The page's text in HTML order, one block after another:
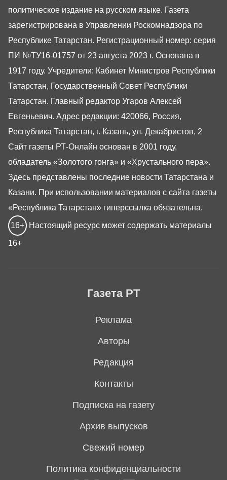
Газета РТ
Реклама
Авторы
Редакция
Контакты
Подписка на газету
Архив выпусков
Свежий номер
Политика конфиденциальности
политическое издание на русском языке. Газета
зарегистрирована в Управлении Роскомнадзора по
Республике Татарстан. Регистрационный номер: серия
ПИ №ТУ16-01757 от 23 августа 2023 г. Основана в
1917 году. Учредители: Кабинет Министров Республики
Татарстан, Государственный Совет Республики
Татарстан. Главный редактор Угаров Алексей
Евгеньевич. Адрес редакции: 420066, Россия,
Республика Татарстан, г. Казань, ул. Декабристов, 2
Сайт газеты РТ-Онлайн основан в 2001 году,
обладатель «Золотого гонга» и «Хрустального пера».
Здесь представлены последние новости Татарстана и
Казани. При использовании материалов с сайта газеты
«Республика Татарстан» гиперссылка обязательна.
16+ Настоящий ресурс может содержать материалы
16+